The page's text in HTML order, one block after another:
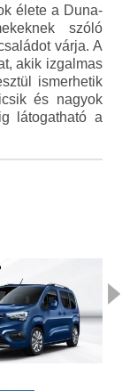
élete a Duna-
szóló
várja. A
akik izgalmas
ismerhetik
és nagyok
látogatható a